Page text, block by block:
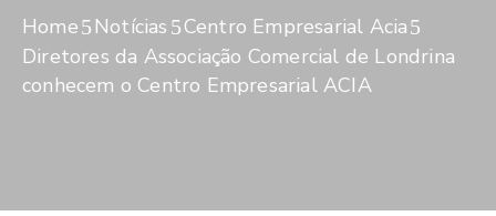
Home Notícias
Centro Empresarial Acia
Diretores da Associação Comercial de Londrina
conhecem o Centro Empresarial ACIA